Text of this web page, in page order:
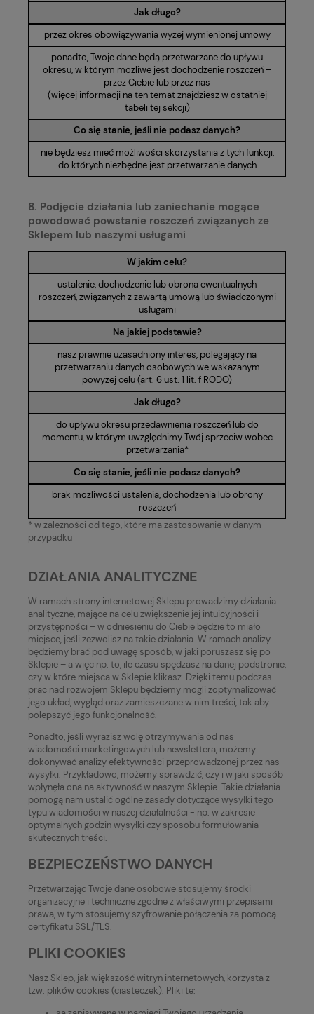
Jak długo?
przez okres obowiązywania wyżej wymienionej umowy
ponadto, Twoje dane będą przetwarzane do upływu
okresu, w którym możliwe jest dochodzenie roszczeń –
przez Ciebie lub przez nas
(więcej informacji na ten temat znajdziesz w ostatniej
tabeli tej sekcji)
Co się stanie, jeśli nie podasz danych?
nie będziesz mieć możliwości skorzystania z tych funkcji,
do których niezbędne jest przetwarzanie danych
8. Podjęcie działania lub zaniechanie mogące
powodować powstanie roszczeń związanych ze
Sklepem lub naszymi usługami
W jakim celu?
ustalenie, dochodzenie lub obrona ewentualnych
roszczeń, związanych z zawartą umową lub świadczonymi
usługami
Na jakiej podstawie?
nasz prawnie uzasadniony interes, polegający na
przetwarzaniu danych osobowych we wskazanym
powyżej celu (art. 6 ust. 1 lit. f RODO)
Jak długo?
do upływu okresu przedawnienia roszczeń lub do
momentu, w którym uwzględnimy Twój sprzeciw wobec
przetwarzania*
Co się stanie, jeśli nie podasz danych?
brak możliwości ustalenia, dochodzenia lub obrony
roszczeń
* w zależności od tego, które ma zastosowanie w danym
przypadku
DZIAŁANIA ANALITYCZNE
W ramach strony internetowej Sklepu prowadzimy działania
analityczne, mające na celu zwiększenie jej intuicyjności i
przystępności – w odniesieniu do Ciebie będzie to miało
miejsce, jeśli zezwolisz na takie działania. W ramach analizy
będziemy brać pod uwagę sposób, w jaki poruszasz się po
Sklepie – a więc np. to, ile czasu spędzasz na danej podstronie,
czy w które miejsca w Sklepie klikasz. Dzięki temu podczas
prac nad rozwojem Sklepu będziemy mogli zoptymalizować
jego układ, wygląd oraz zamieszczane w nim treści, tak aby
polepszyć jego funkcjonalność.
Ponadto, jeśli wyrazisz wolę otrzymywania od nas
wiadomości marketingowych lub newslettera, możemy
dokonywać analizy efektywności przeprowadzonej przez nas
wysyłki. Przykładowo, możemy sprawdzić, czy i w jaki sposób
wpłynęła ona na aktywność w naszym Sklepie. Takie działania
pomogą nam ustalić ogólne zasady dotyczące wysyłki tego
typu wiadomości w naszej działalności - np. w zakresie
optymalnych godzin wysyłki czy sposobu formułowania
skutecznych treści.
BEZPIECZEŃSTWO DANYCH
Przetwarzając Twoje dane osobowe stosujemy środki
organizacyjne i techniczne zgodne z właściwymi przepisami
prawa, w tym stosujemy szyfrowanie połączenia za pomocą
certyfikatu SSL/TLS.
PLIKI COOKIES
Nasz Sklep, jak większość witryn internetowych, korzysta z
tzw. plików cookies (ciasteczek). Pliki te: